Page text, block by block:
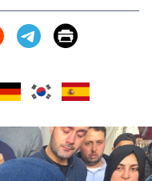
Print